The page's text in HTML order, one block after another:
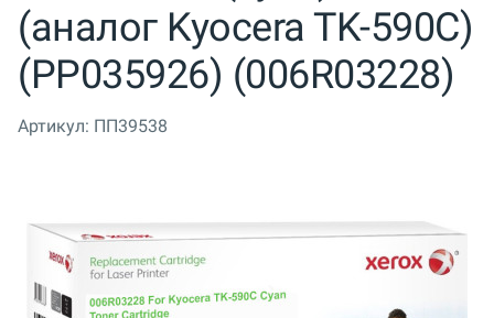
(аналог Kyocera TK-590C)
(PP035926) (006R03228)
Артикул: ПП39538